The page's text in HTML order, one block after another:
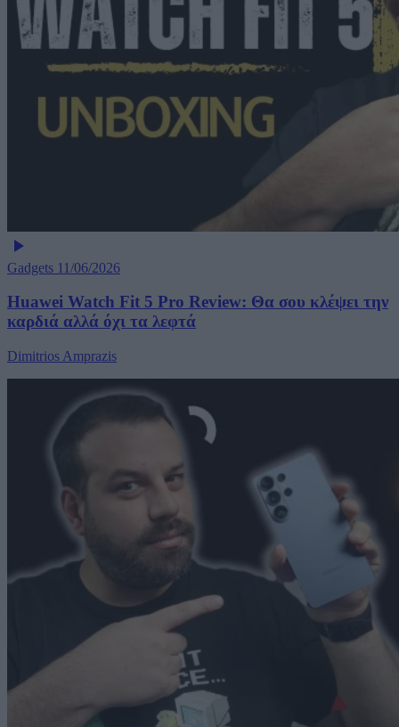
Gadgets 11/06/2026
Huawei Watch Fit 5 Pro Review: Θα σου κλέψει την
καρδιά αλλά όχι τα λεφτά
Dimitrios Amprazis